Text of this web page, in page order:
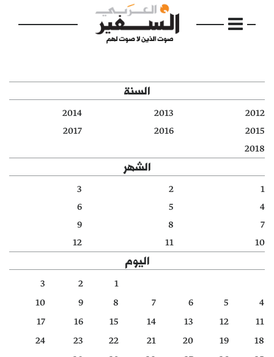
الرئيسية
مواضيع
دفاتر
الأرشيف
السنة
2012
2013
2014
2015
2016
2017
2018
الشهر
1
2
3
4
5
6
7
8
9
10
11
12
اليوم
1
2
3
4
5
6
7
8
9
10
11
12
13
14
15
16
17
18
19
20
21
22
23
24